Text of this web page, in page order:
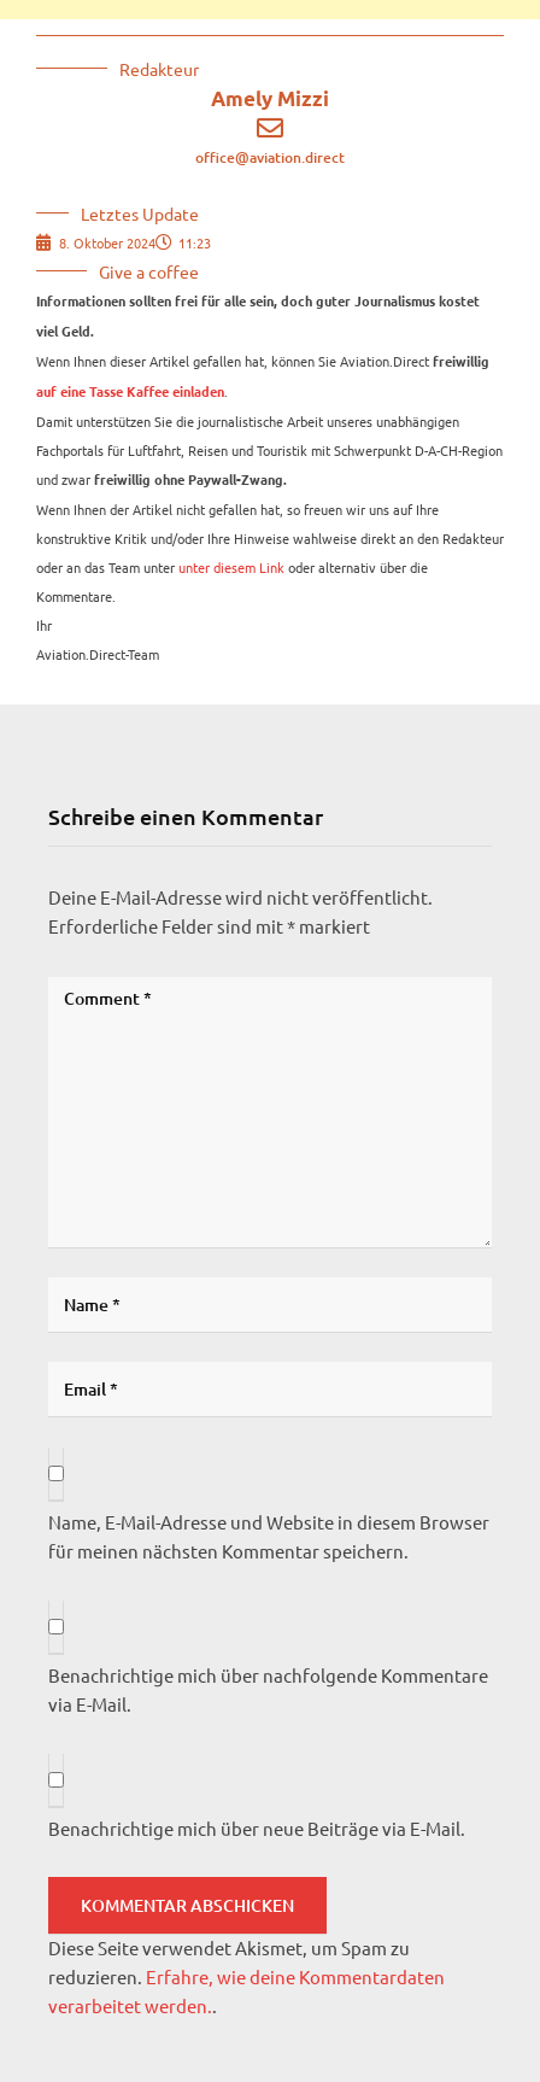
Redakteur
Amely Mizzi
office@aviation.direct
Letztes Update
8. Oktober 2024 11:23
Give a coffee
Informationen sollten frei für alle sein, doch guter Journalismus kostet
viel Geld.
Wenn Ihnen dieser Artikel gefallen hat, können Sie Aviation.Direct freiwillig
auf eine Tasse Kaffee einladen
Damit unterstützen Sie die journalistische Arbeit unseres unabhängigen
Fachportals für Luftfahrt, Reisen und Touristik mit Schwerpunkt D-A-CH-Region
und zwar freiwillig ohne Paywall-Zwang.
Wenn Ihnen der Artikel nicht gefallen hat, so freuen wir uns auf Ihre
konstruktive Kritik und/oder Ihre Hinweise wahlweise direkt an den Redakteur
oder an das Team unterunter diesem Link oder alternativ über die
Kommentare.
Ihr
Aviation.Direct-Team
Schreibe einen Kommentar
Deine E-Mail-Adresse wird nicht veröffentlicht.
Erforderliche Felder sind mit* markiert
Name, E-Mail-Adresse und Website in diesem Browser
für meinen nächsten Kommentar speichern.
Benachrichtige mich über nachfolgende Kommentare
via E-Mail.
Benachrichtige mich über neue Beiträge via E-Mail.
Diese Seite verwendet Akismet, um Spam zu
reduzieren. Erfahre, wie deine Kommentardaten
verarbeitet werden..